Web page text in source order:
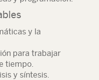
y la
para trabajar
tiempo.
y síntesis.